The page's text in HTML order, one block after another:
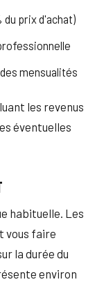
du prix d'achat)
mensualités
les revenus
éventuelles
habituelle. Les
vous faire
la durée du
environ